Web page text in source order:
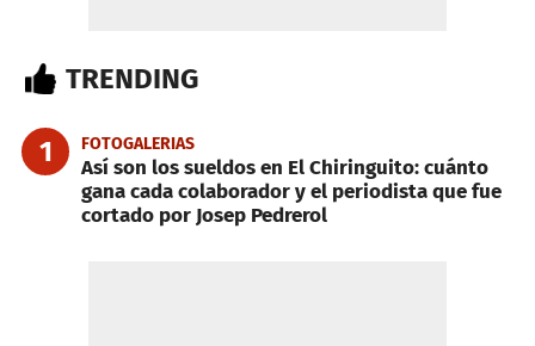
TRENDING
1 FOTOGALERIAS
Así son los sueldos en El Chiringuito: cuánto
gana cada colaborador y el periodista que fue
cortado por Josep Pedrerol